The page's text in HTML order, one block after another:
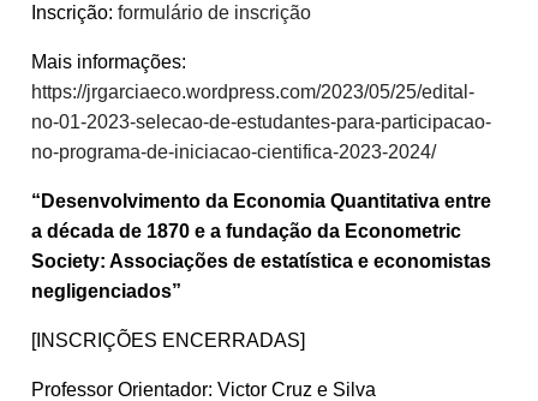
Inscrição: formulário de inscrição
Mais informações:
https://jrgarciaeco.wordpress.com/2023/05/25/edital-
no-01-2023-selecao-de-estudantes-para-participacao-
no-programa-de-iniciacao-cientifica-2023-2024/
“Desenvolvimento da Economia Quantitativa entre
a década de 1870 e a fundação da Econometric
Society: Associações de estatística e economistas
negligenciados”
[INSCRIÇÕES ENCERRADAS]
Professor Orientador: Victor Cruz e Silva